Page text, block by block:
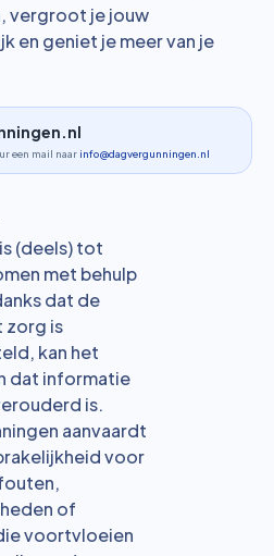
vergroot je jouw
en geniet je meer van je
een mail naar info@dagvergunningen.nl
(deels) tot
met behulp
dat de
zorg is
kan het
dat informatie
is.
aanvaardt
voor
of
voortvloeien